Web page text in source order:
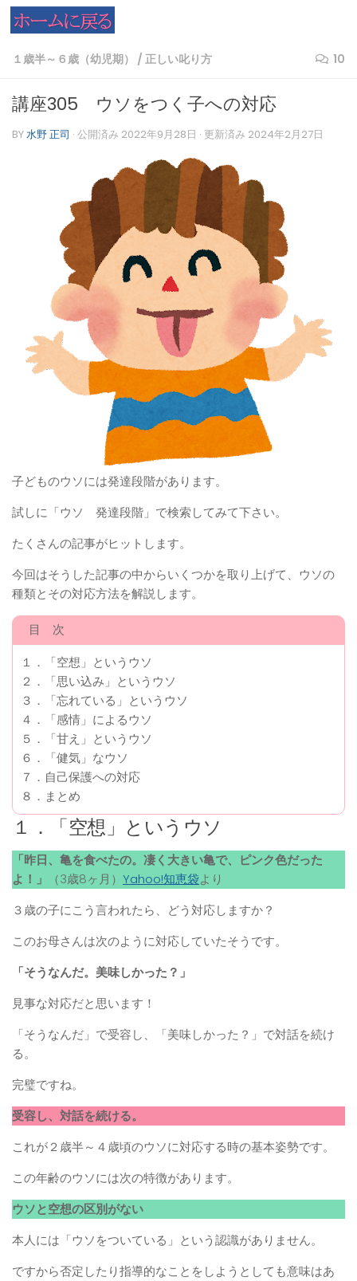
コンテンツへスキップ
１歳半～６歳（幼児期） / 正しい叱り方 10
講座305 ウソをつく子への対応
BY水野 正司 · 公開済み 2022年9月28日 · 更新済み 2024年2月27日
子どものウソには発達段階があります。
試しに「ウソ 発達段階」で検索してみて下さい。
たくさんの記事がヒットします。
今回はそうした記事の中からいくつかを取り上げて、ウソの
種類とその対応方法を解説します。
目 次
１．「空想」というウソ
２．「思い込み」というウソ
３．「忘れている」というウソ
４．「感情」によるウソ
５．「甘え」というウソ
６．「健気」なウソ
７．自己保護への対応
８．まとめ
１．「空想」というウソ
「昨日、亀を食べたの。凄く大きい亀で、ピンク色だった
よ！」
（3歳8ヶ月） Yahoo!知恵袋より
３歳の子にこう言われたら、どう対応しますか？
このお母さんは次のように対応していたそうです。
「そうなんだ。美味しかった？」
見事な対応だと思います！
「そうなんだ」で受容し、「美味しかった？」で対話を続け
る。
完璧ですね。
受容し、対話を続ける。
これが２歳半～４歳頃のウソに対応する時の基本姿勢です。
この年齢のウソには次の特徴があります。
ウソと空想の区別がない
本人には「ウソをついている」という認識がありません。
ですから否定したり指導的なことをしようとしても意味はあ